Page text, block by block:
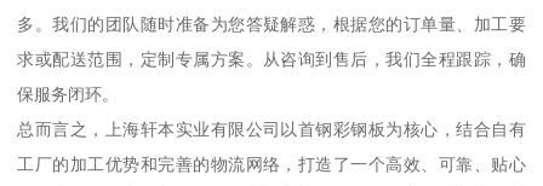
多。我们的团队随时准备为您答疑解惑，根据您的订单量、加工要
求或配送范围，定制专属方案。从咨询到售后，我们全程跟踪，确
保服务闭环。
总而言之，上海轩本实业有限公司以首钢彩钢板为核心，结合自有
工厂的加工优势和完善的物流网络，打造了一个高效、可靠、贴心